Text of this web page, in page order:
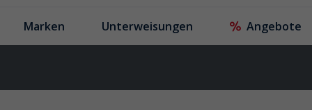
Marken Unterweisungen Angebote